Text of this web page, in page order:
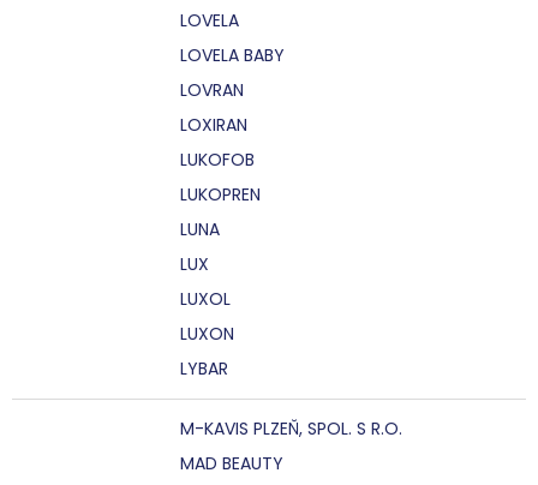
LOVELA
LOVELA BABY
LOVRAN
LOXIRAN
LUKOFOB
LUKOPREN
LUNA
LUX
LUXOL
LUXON
LYBAR
M-KAVIS PLZEŇ, SPOL. S R.O.
MAD BEAUTY